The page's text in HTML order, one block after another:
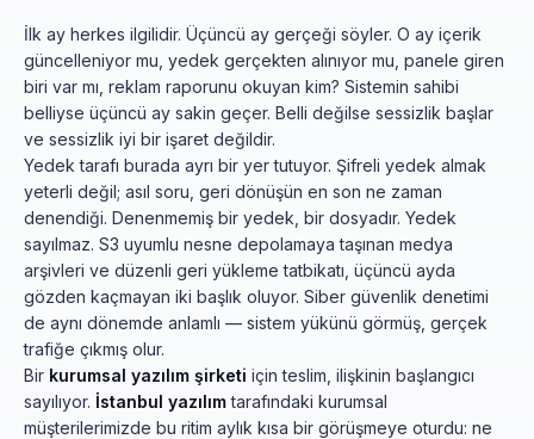
İlk ay herkes ilgilidir. Üçüncü ay gerçeği söyler. O ay içerik
güncelleniyor mu, yedek gerçekten alınıyor mu, panele giren
biri var mı, reklam raporunu okuyan kim? Sistemin sahibi
belliyse üçüncü ay sakin geçer. Belli değilse sessizlik başlar
ve sessizlik iyi bir işaret değildir.
Yedek tarafı burada ayrı bir yer tutuyor. Şifreli yedek almak
yeterli değil; asıl soru, geri dönüşün en son ne zaman
denendiği. Denenmemiş bir yedek, bir dosyadır. Yedek
sayılmaz. S3 uyumlu nesne depolamaya taşınan medya
arşivleri ve düzenli geri yükleme tatbikatı, üçüncü ayda
gözden kaçmayan iki başlık oluyor. Siber güvenlik denetimi
de aynı dönemde anlamlı — sistem yükünü görmüş, gerçek
trafiğe çıkmış olur.
Bir kurumsal yazılım şirketi için teslim, ilişkinin başlangıcı
sayılıyor. İstanbul yazılımtarafındaki kurumsal
müşterilerimizde bu ritim aylık kısa bir görüşmeye oturdu: ne